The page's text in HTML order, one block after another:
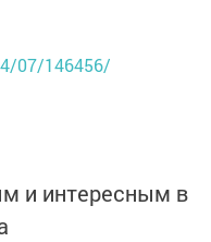
07/146456/
и интересным в